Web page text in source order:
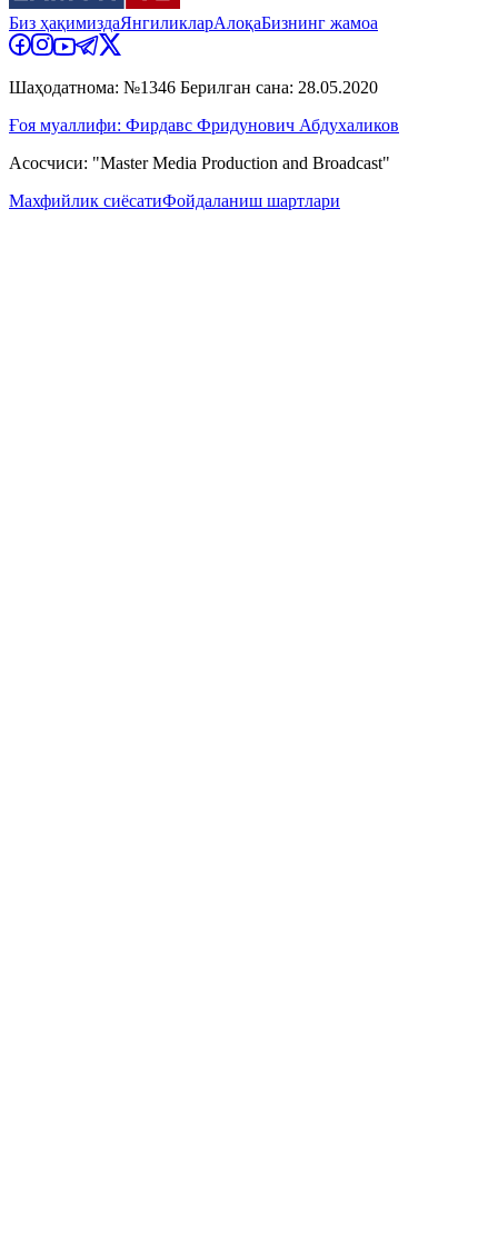
Биз ҳақимиздаЯнгиликларАлоқаБизнинг жамоа
Шаҳодатнома: №1346 Берилган сана: 28.05.2020
Ғоя муаллифи: Фирдавс Фридунович Абдухаликов
Асосчиси: "Master Media Production and Broadcast"
Махфийлик сиёсатиФойдаланиш шартлари